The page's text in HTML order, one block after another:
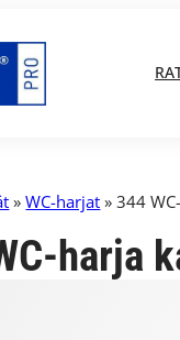
»WC-harjat» 344
harja